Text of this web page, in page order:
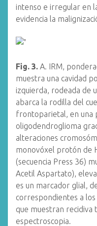
intenso e irregular en
evidencia la
Fig. 3. A. IRM,
muestra una cavidad
izquierda, rodeada de
abarca la rodilla del
frontoparietal, en una
oligodendroglioma
alteraciones
monovóxel protón de
(secuencia Press 36)
Acetil Aspartato),
es un marcador glial,
correspondientes a los
que muestran recidiva
espectroscopia.